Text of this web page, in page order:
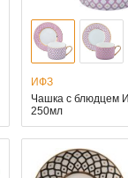
ИФЗ
Чашка с блюдцем
250мл